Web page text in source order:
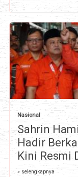
Nasional
Sahrin
Hadir
Kini Resmi
» selengkapnya